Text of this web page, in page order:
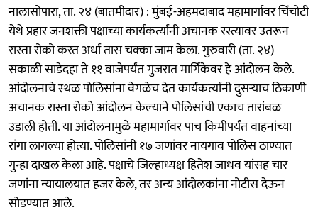
नालासोपारा, ता. २४ (बातमीदार) : मुंबई-अहमदाबाद महामार्गावर चिंचोटी
येथे प्रहार जनशक्ती पक्षाच्या कार्यकर्त्यांनी अचानक रस्त्यावर उतरून
रास्ता रोको करत अर्धा तास चक्का जाम केला. गुरुवारी (ता. २४)
सकाळी साडेदहा ते ११ वाजेपर्यंत गुजरात मार्गिकेवर हे आंदोलन केले.
आंदोलनाचे स्थळ पोलिसांना वेगळेच देत कार्यकर्त्यांनी दुसऱ्याच ठिकाणी
अचानक रास्ता रोको आंदोलन केल्याने पोलिसांची एकाच तारांबळ
उडाली होती. या आंदोलनामुळे महामार्गावर पाच किमीपर्यंत वाहनांच्या
रांगा लागल्या होत्या. पोलिसांनी १७ जणांवर नायगाव पोलिस ठाण्यात
गुन्हा दाखल केला आहे. पक्षाचे जिल्हाध्यक्ष हितेश जाधव यांसह चार
जणांना न्यायालयात हजर केले, तर अन्य आंदोलकांना नोटीस देऊन
सोडण्यात आले.